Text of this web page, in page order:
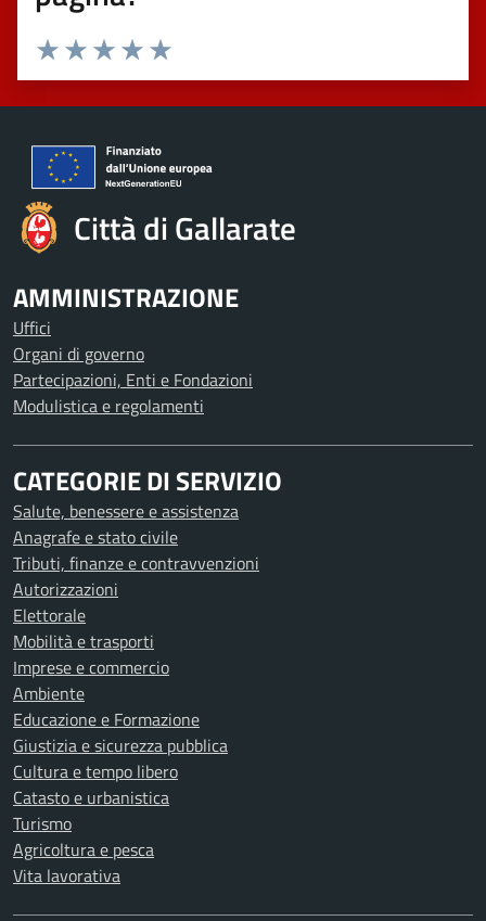
Valuta 5 stelle su 5
Valuta 4 stelle su 5
Valuta 3 stelle su 5
Valuta 2 stelle su 5
Valuta 1 stelle su 5
Città di Gallarate
AMMINISTRAZIONE
Uffici
Organi di governo
Partecipazioni, Enti e Fondazioni
Modulistica e regolamenti
CATEGORIE DI SERVIZIO
Salute, benessere e assistenza
Anagrafe e stato civile
Tributi, finanze e contravvenzioni
Autorizzazioni
Elettorale
Mobilità e trasporti
Imprese e commercio
Ambiente
Educazione e Formazione
Giustizia e sicurezza pubblica
Cultura e tempo libero
Catasto e urbanistica
Turismo
Agricoltura e pesca
Vita lavorativa